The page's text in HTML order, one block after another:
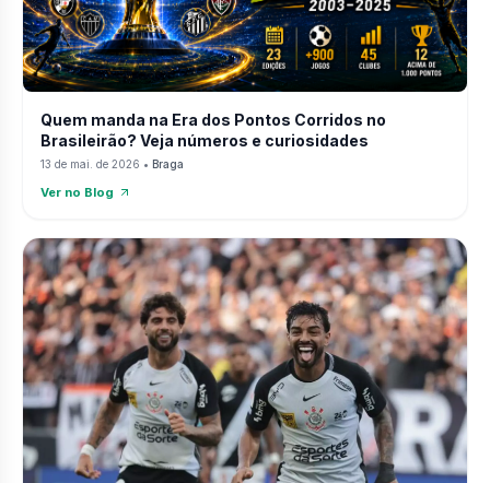
Quem manda na Era dos Pontos Corridos no
Brasileirão? Veja números e curiosidades
13 de mai. de 2026 • Braga
Ver no Blog